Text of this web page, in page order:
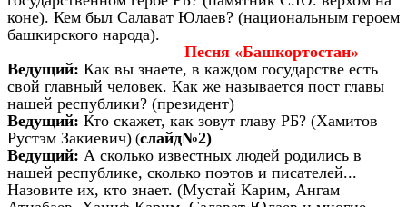
коне). Кем был Салават Юлаев? (национальным героем
башкирского народа).
Песня «Башкортостан»
Ведущий: Как вы знаете, в каждом государстве есть
свой главный человек. Как же называется пост главы
нашей республики? (президент)
Ведущий: Кто скажет, как зовут главу РБ? (Хамитов
Рустэм Закиевич) (слайд№2)
Ведущий: А сколько известных людей родились в
нашей республике, сколько поэтов и писателей...
Назовите их, кто знает. (Мустай Карим, Ангам